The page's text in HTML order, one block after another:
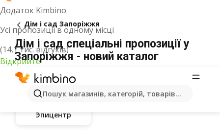
Додаток Kimbino
Усі пропозиції в одному місці
(14,1 тис. відгуків)
Відкрийте
Пошук магазинів, категорій, товарів...
Дім і сад Запоріжжя
Дім і сад спеціальні пропозиції у
Запоріжжя - новий каталог
Эпицентр